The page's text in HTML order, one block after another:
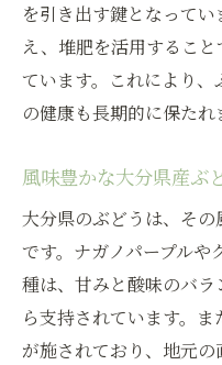
を引き出す鍵となって
え、堆肥を活用するこ
ています。これにより
の健康も長期的に保たれ
風味豊かな大分県産ぶ
大分県のぶどうは、そ
です。ナガノパープルや
種は、甘みと酸味のバ
ら支持されています。
が施されており、地元の